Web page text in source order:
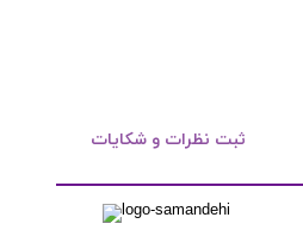
ثبت نظرات و شکایات